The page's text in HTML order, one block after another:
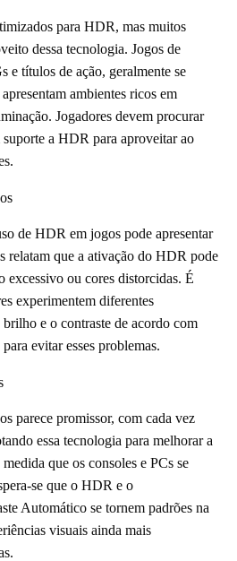
para HDR, mas muitos
dessa tecnologia. Jogos de
e títulos de ação, geralmente se
ambientes ricos em
Jogadores devem procurar
a HDR para aproveitar ao
de HDR em jogos pode apresentar
relatam que a ativação do HDR pode
excessivo ou cores distorcidas. É
experimentem diferentes
e o contraste de acordo com
evitar esses problemas.
parece promissor, com cada vez
essa tecnologia para melhorar a
que os consoles e PCs se
se que o HDR e o
Automático se tornem padrões na
visuais ainda mais